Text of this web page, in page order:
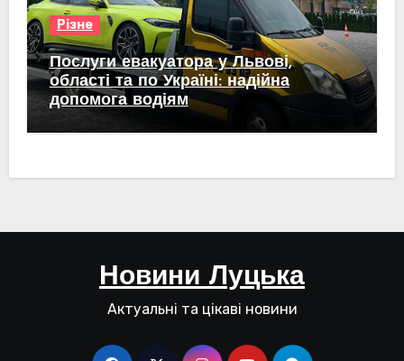
Різне
Послуги евакуатора у Львові,
області та по Україні: надійна
допомога водіям
Новини Луцька
Актуальні та цікаві новини